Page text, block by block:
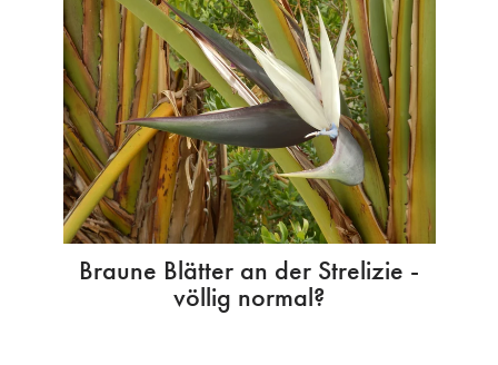
Braune Blätter an der Strelizie -
völlig normal?